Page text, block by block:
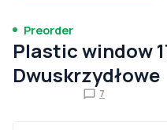
Preorder
Plastic window
Dwuskrzydłowe
7